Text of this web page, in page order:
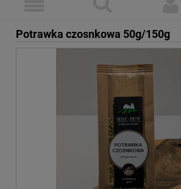
Potrawka czosnkowa 50g/150g